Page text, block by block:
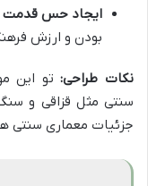
ایجاد حس قدمت
بودن و ارزش
نکات طراحی:تو این
سنتی مثل قزاقی و
جزئیات معماری سنتی